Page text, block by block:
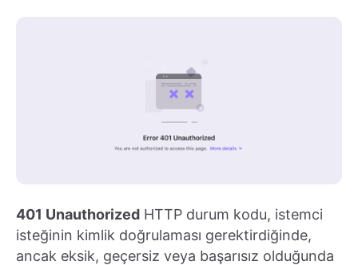
401 Unauthorized HTTP durum kodu, istemci
isteğinin kimlik doğrulaması gerektirdiğinde,
ancak eksik, geçersiz veya başarısız olduğunda